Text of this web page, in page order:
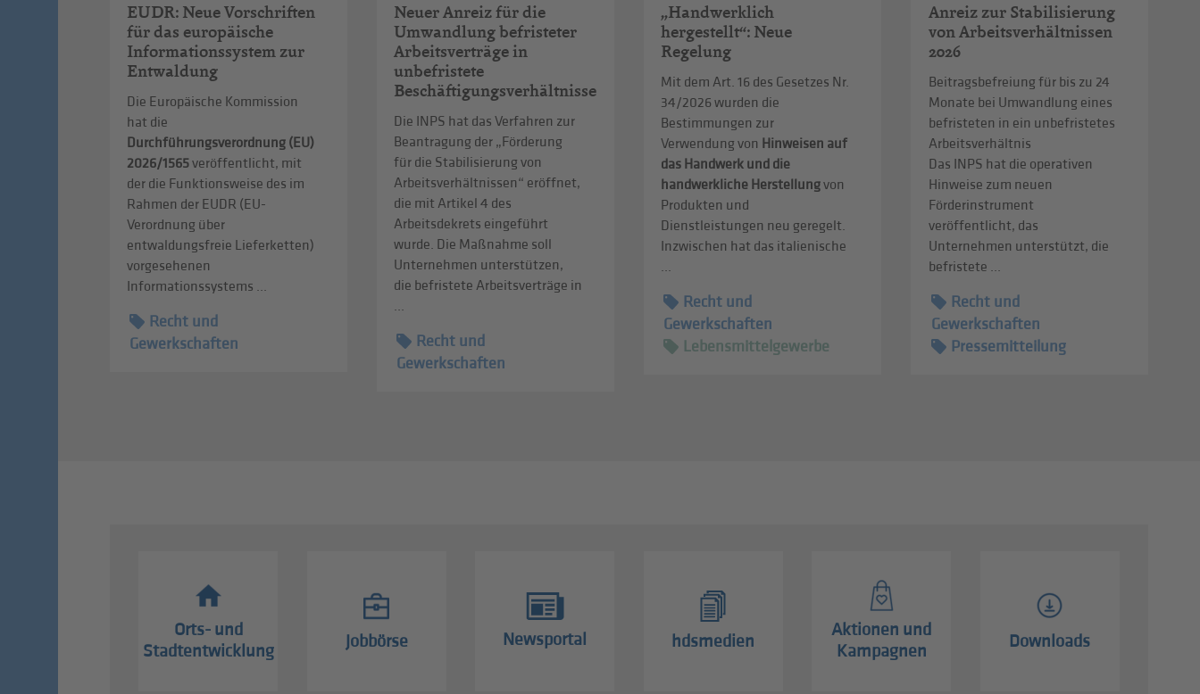
EUDR: Neue Vorschriften
für das europäische
Informationssystem zur
Entwaldung
Die Europäische Kommission
hat die
Durchführungsverordnung (EU)
2026/1565veröffentlicht, mit
der die Funktionsweise des im
Rahmen der EUDR (EU-
Verordnung über
entwaldungsfreie Lieferketten)
vorgesehenen
Informationssystems ...
Recht und
Gewerkschaften
Neuer Anreiz für die
Umwandlung befristeter
Arbeitsverträge in
unbefristete
Beschäftigungsverhältnisse
Die INPS hat das Verfahren zur
Beantragung der „Förderung
für die Stabilisierung von
Arbeitsverhältnissen“ eröffnet,
die mit Artikel 4 des
Arbeitsdekrets eingeführt
wurde. Die Maßnahme soll
Unternehmen unterstützen,
die befristete Arbeitsverträge in
...
Recht und
Gewerkschaften
„Handwerklich
hergestellt“: Neue
Regelung
Mit dem Art. 16 des Gesetzes Nr.
34/2026 wurden die
Bestimmungen zur
Verwendung von Hinweisen auf
das Handwerk und die
handwerkliche Herstellungvon
Produkten und
Dienstleistungen neu geregelt.
Inzwischen hat das italienische
...
Recht und
Gewerkschaften
Lebensmittelgewerbe
Anreiz zur Stabilisierung
von Arbeitsverhältnissen
2026
Beitragsbefreiung für bis zu 24
Monate bei Umwandlung eines
befristeten in ein unbefristetes
Arbeitsverhältnis
Das INPS hat die operativen
Hinweise zum neuen
Förderinstrument
veröffentlicht, das
Unternehmen unterstützt, die
befristete ...
Recht und
Gewerkschaften
Pressemitteilung
Orts- und
Stadtentwicklung
Jobbörse Newsportal hdsmedien
Aktionen und
Kampagnen
Downloads